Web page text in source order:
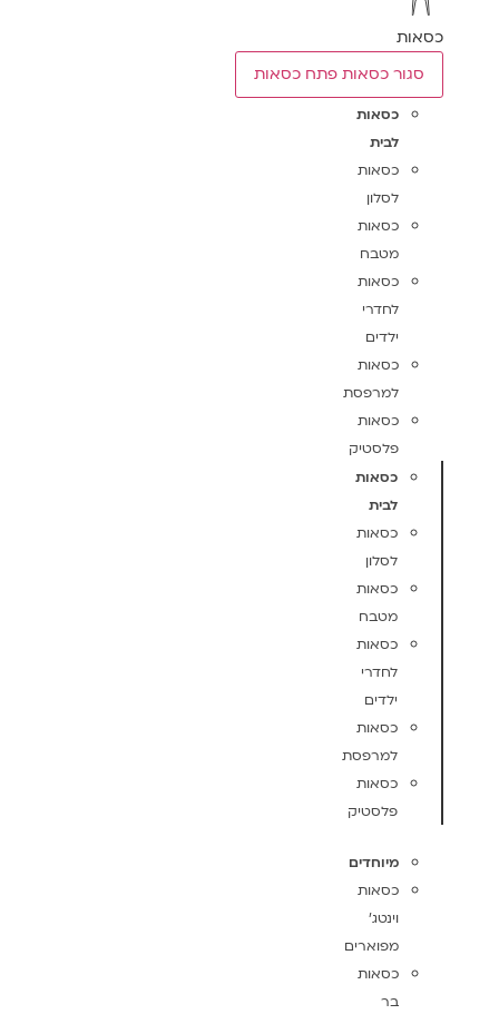
כסאות
סגור כסאות פתח כסאות
כסאות
לבית
כסאות
לסלון
כסאות
מטבח
כסאות
לחדרי
ילדים
כסאות
למרפסת
כסאות
פלסטיק
כסאות
לבית
כסאות
לסלון
כסאות
מטבח
כסאות
לחדרי
ילדים
כסאות
למרפסת
כסאות
פלסטיק
מיוחדים
כסאות
וינטג'
מפוארים
כסאות
בר